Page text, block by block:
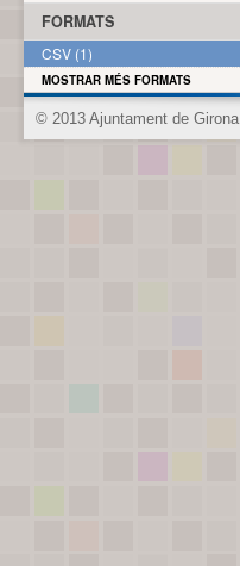
FORMATS
CSV (1)
MOSTRAR MÉS FORMATS
© 2013 Ajuntament de Girona